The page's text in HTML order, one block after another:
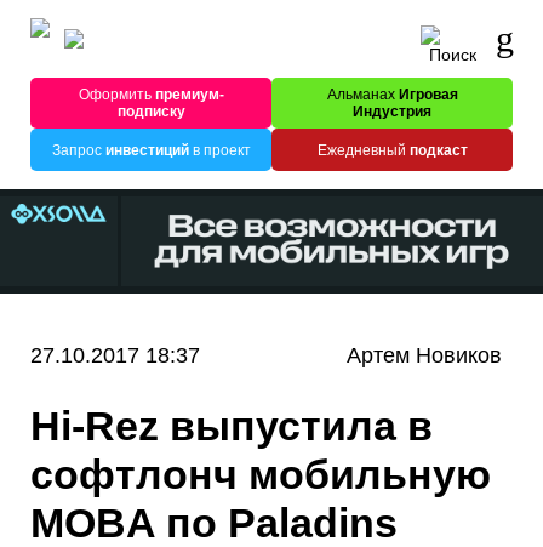
Оформитьпремиум-
подписку
Альманах Игровая
Индустрия
Запрос инвестицийв проект Ежедневный подкаст
27.10.2017 18:37 Артем Новиков
Hi-Rez выпустила в
софтлонч мобильную
MOBA по Paladins